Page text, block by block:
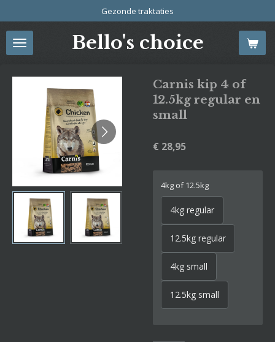
naar
de
Bello's choice
Gezonde traktaties
Carnis kip 4 of
12.5kg regular en
small
€ 28,95
4kg of 12.5kg
4kg regular
12.5kg regular
4kg small
12.5kg small